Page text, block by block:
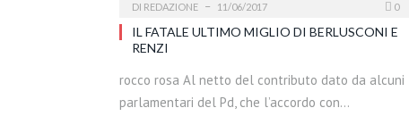
DI REDAZIONE 11/06/2017 0
IL FATALE ULTIMO MIGLIO DI BERLUSCONI E
RENZI
rocco rosa Al netto del contributo dato da alcuni
parlamentari del Pd, che l’accordo con…